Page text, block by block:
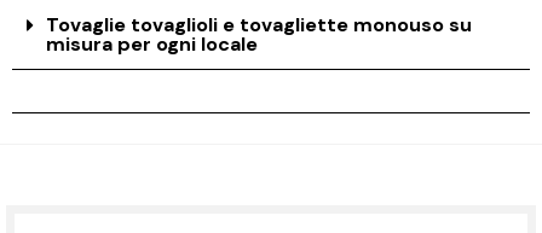
Tovaglie tovaglioli e tovagliette monouso su
misura per ogni locale